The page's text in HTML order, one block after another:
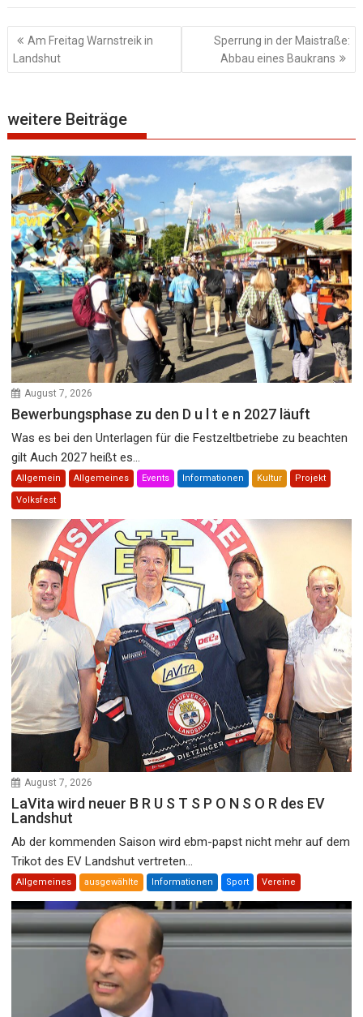
Beitragsnavigation
Am Freitag Warnstreik in
Landshut
Sperrung in der Maistraße:
Abbau eines Baukrans
weitere Beiträge
August 7, 2026
Bewerbungsphase zu den D u l t e n 2027 läuft
Was es bei den Unterlagen für die Festzeltbetriebe zu beachten
gilt Auch 2027 heißt es...
Allgemein Allgemeines Events Informationen Kultur Projekt
Volksfest
August 7, 2026
LaVita wird neuer B R U S T S P O N S O R des EV
Landshut
Ab der kommenden Saison wird ebm-papst nicht mehr auf dem
Trikot des EV Landshut vertreten...
Allgemeines ausgewählte Informationen Sport Vereine